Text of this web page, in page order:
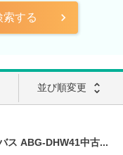
索する
並び順変更 unfold_more
ス ABG-DHW41中古...